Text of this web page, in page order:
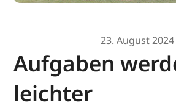
23. August 2024
Aufgaben
leichter